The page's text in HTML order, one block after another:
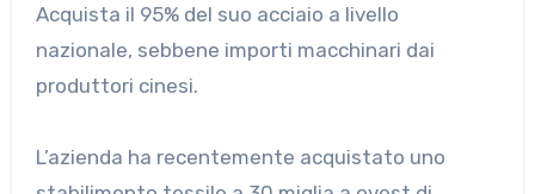
Acquista il 95% del suo acciaio a livello
nazionale, sebbene importi macchinari dai
produttori cinesi.
L’azienda ha recentemente acquistato uno